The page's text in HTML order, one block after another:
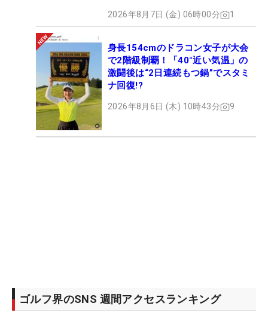
2026年8月7日 (金) 06時00分 1
身長154cmのドラコン女子が大会
で2階級制覇！「40°近い気温」の
激闘後は“2日連続もつ鍋”でスタミ
ナ回復!?
2026年8月6日 (木) 10時43分 9
ゴルフ界のSNS 週間アクセスランキング